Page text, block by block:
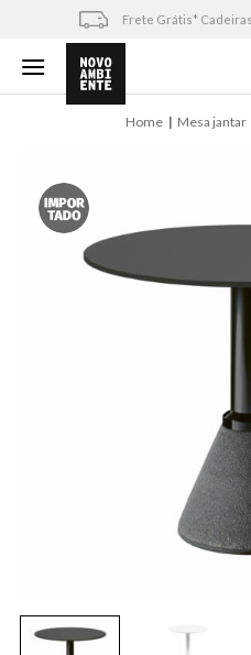
content
Frete Grátis*
Home Mesa jantar